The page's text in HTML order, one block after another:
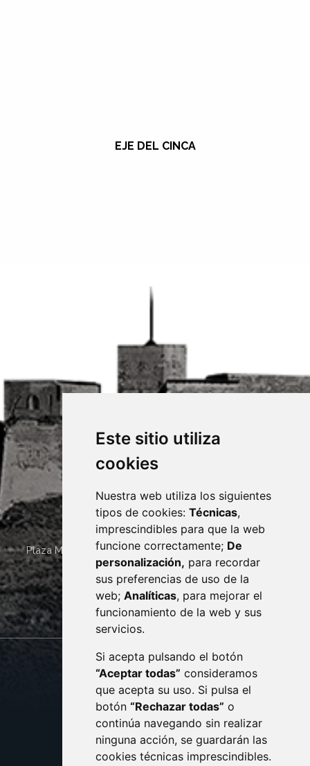
Este sitio utiliza
cookies
Nuestra web utiliza los siguientes
tipos de cookies: Técnicas,
imprescindibles para que la web
funcione correctamente; De
personalización, para recordar
sus preferencias de uso de la
web; Analíticas, para mejorar el
funcionamiento de la web y sus
servicios.
Si acepta pulsando el botón
“Aceptar todas” consideramos
que acepta su uso. Si pulsa el
botón “Rechazar todas” o
continúa navegando sin realizar
ninguna acción, se guardarán las
cookies técnicas imprescindibles.
EJE DEL CINCA
Plaza Mayor 4 22400 MONZÓN - ARAGÓN (ESPAÑA)
· (34) 974 400 700 ·
sac@monzon.es
monzon.es
CONTACTO
AVISO LEGAL
PROTECCIÓN DE DATOS
POLÍTICA DE COOKIES
ACCESIBILIDAD
ENLACE EXTERNO AL